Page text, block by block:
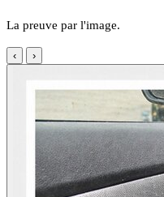
La preuve par l'image.
‹ ›